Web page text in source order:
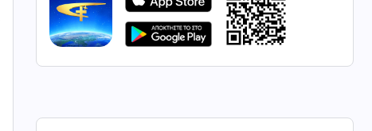
Καθημερινά λόγια του Θεού:
Εκθέτοντας τη διαφθορά της
ανθρωπότητας | Απόσπασμα